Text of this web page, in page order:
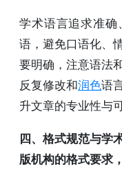
学术语言追求准
语，避免口语化、
要明确，注意语法
反复修改和润色语
升文章的专业性与
四、格式规范与学
版机构的格式要求